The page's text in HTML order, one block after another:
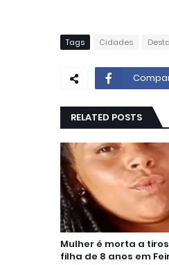
Tags Cidades
RELATED POSTS
Mulher é morta a
filha de 8 anos em